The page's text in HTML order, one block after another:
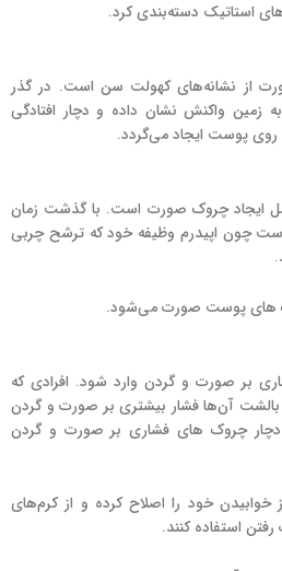
استاتیک دسته‌بندی کرد.
از نشانه‌های کهولت سن است. در گذر
زمین واکنش نشان داده و دچار افتادگی
پوست ایجاد می‌گردد.
ایجاد چروک صورت است. با گذشت زمان
چون اپیدرم وظیفه خود که ترشح چربی
های پوست صورت می‌شود.
بر صورت و گردن وارد شود. افرادی که
بالشت آن‌ها فشار بیشتری بر صورت و گردن
دچار چروک های فشاری بر صورت و گردن
خوابیدن خود را اصلاح کرده و از کرم‌های
استفاده کنند.